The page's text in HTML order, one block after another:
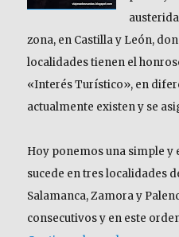
zona, en Castilla y León,
localidades tienen el
«Interés Turístico», en
actualmente existen y se
Hoy ponemos una simple y
sucede en tres localidades
Salamanca, Zamora y
consecutivos y en este